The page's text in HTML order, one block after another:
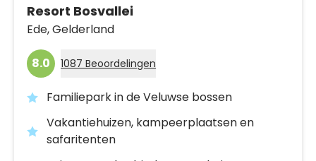
Resort Bosvallei
Ede,Gelderland
8.0 1087 Beoordelingen
Familiepark in de Veluwse bossen
Vakantiehuizen, kampeerplaatsen en
safaritenten